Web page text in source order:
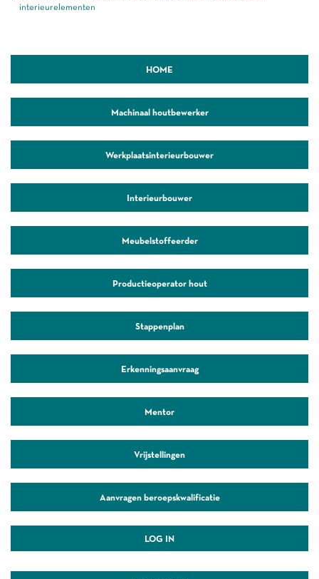
interieurelementen
HOME
Machinaal houtbewerker
Werkplaatsinterieurbouwer
Interieurbouwer
Meubelstoffeerder
Productieoperator hout
Stappenplan
Erkenningsaanvraag
Mentor
Vrijstellingen
Aanvragen beroepskwalificatie
LOG IN